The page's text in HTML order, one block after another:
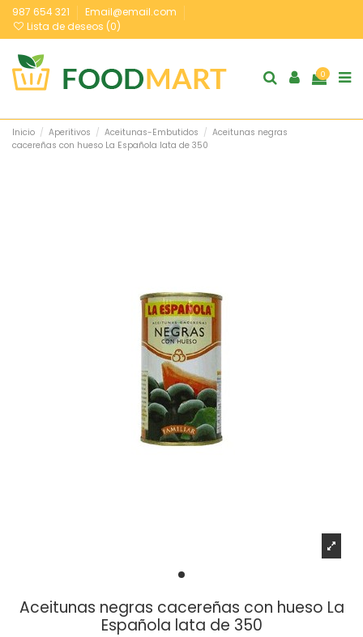
987 654 321
Email@email.com
Lista de deseos (0)
0
Inicio Aperitivos Aceitunas-Embutidos
Aceitunas negras
cacereñas con hueso La Española lata de 350
Aceitunas negras cacereñas con hueso La
Española lata de 350